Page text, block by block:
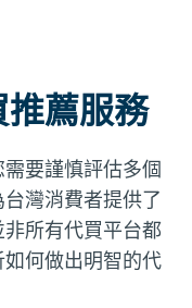
薦服務
要謹慎評估多個
灣消費者提供了
所有代買平台都
何做出明智的代